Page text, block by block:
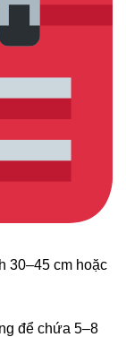
30–45 cm hoặc
để chứa 5–8